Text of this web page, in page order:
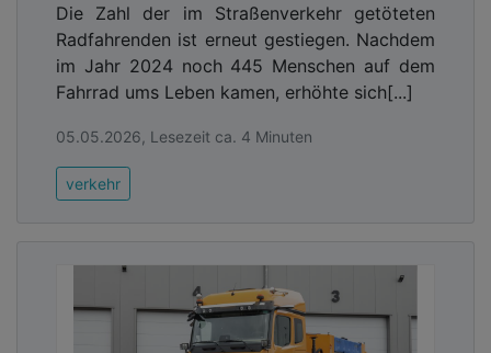
Die Zahl der im Straßenverkehr getöteten
Radfahrenden ist erneut gestiegen. Nachdem
im Jahr 2024 noch 445 Menschen auf dem
Fahrrad ums Leben kamen, erhöhte sich[...]
05.05.2026, Lesezeit ca. 4 Minuten
verkehr